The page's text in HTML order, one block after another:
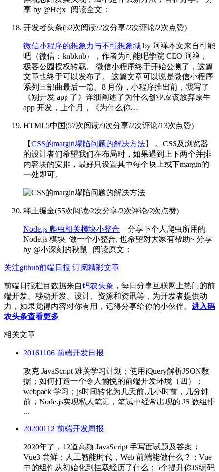
享 by @Hejx | 阅读全文：
开发者头条(62次阅读/2次分享/2次评论/2次点赞)
微信小程序的想象力与不可想象域 by 阿禅本文来自可能
吧（微信：knbknb），作者为可能吧学院 CEO 阿禅，
极客公园授权转载。 微信小程序终于开始公测了，这篇
文章也终于可以发布了。 这篇文章可以说是微信小程序
系列三部曲最后一篇。8 月份，小程序推出前，我写了
《别开发 app 了》详细阐述了为什么创业应该放弃原生
app 开发，上个月，《为什么你…
HTML5中国(57次阅读/9次分享/2次评论/13次点赞)
【CSS的margin塌陷问题的解决方法】
。CSS及浏览器
的设计者们希望我们在布局时，如果遇到上下两个并排
内容块的安排，最好只设置其中每个块上或下margin的
一处即可。
稀土掘金(55次阅读/2次分享/2次评论/2次点赞)
Node.js 爬虫相关模块小整合 – 分享下个人爬虫所用的
Node.js 模块, 做一个小整合, 也希望对大家有帮助~ 分享
by @小深刻的秋鼠 | 阅读原文：
关注github前端日报 订阅精彩文章
前端日报栏目数据来自码农头条 ，每日分享互联网上热门的前
端开发、移动开发、设计、资源和资讯等，为开发者提供动
力，如果觉得内容对你有用，记得分享给你的小伙伴。 进入码
农头条查看更多
相关文章
20161106 前端开发日报
攻克 JavaScript 难关学习计划；使用jQuery解析JSON数
据；如何打造一个令人愉悦的前端开发环境（四）；
webpack 学习；js时间转化为几天前,几小时前，几分钟
前；Node.js实现私人笔记；笔试中经常出现的 JS 数组排
...
20200112 前端开发周报
2020年了，12道高频 JavaScript 手写面试题及答案；
Vue3 尝鲜；人工智能时代，Web 前端能做什么？；Vue
中的组件从初始化到挂载经历了什么；5个提升你JS编码